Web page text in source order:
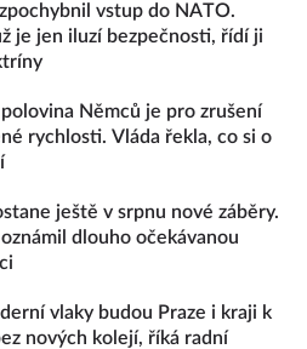
vstup do NATO.
je jen iluzí bezpečnosti, řídí ji
Němců je pro zrušení
rychlosti. Vláda řekla, co si o
ještě v srpnu nové záběry.
oznámil dlouho očekávanou
vlaky budou Praze i kraji k
nových kolejí, říká radní